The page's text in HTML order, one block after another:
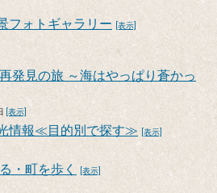
ォトギャラリー [表示]
発見の旅 ～海はやっぱり蒼かっ
[表示]
情報≪目的別で探す≫ [表示]
・町を歩く [表示]